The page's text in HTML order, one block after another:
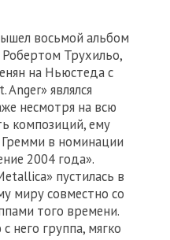
восьмой альбом
Трухильо,
на Ньюстеда с
Anger» являлся
несмотря на всю
композиций, ему
в номинации
2004 года».
пустилась в
миру совместно со
того времени.
него группа, мягко